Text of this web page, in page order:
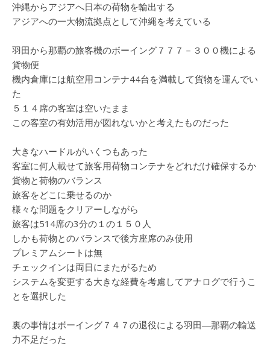
沖縄からアジアへ日本の荷物を輸出する
アジアへの一大物流拠点として沖縄を考えている
羽田から那覇の旅客機のボーイング７７７－３００機による
貨物便
機内倉庫には航空用コンテナ44台を満載して貨物を運んでい
た
５１４席の客室は空いたまま
この客室の有効活用が図れないかと考えたものだった
大きなハードルがいくつもあった
客室に何人載せて旅客用荷物コンテナをどれだけ確保するか
貨物と荷物のバランス
旅客をどこに乗せるのか
様々な問題をクリアーしながら
旅客は514席の3分の１の１５０人
しかも荷物とのバランスで後方座席のみ使用
プレミアムシートは無
チェックインは両日にまたがるため
システムを変更する大きな経費を考慮してアナログで行うこ
とを選択した
裏の事情はボーイング７４７の退役による羽田―那覇の輸送
力不足だった